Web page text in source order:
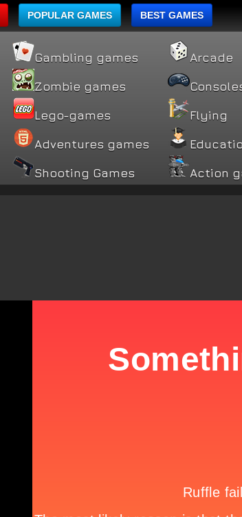
POPULAR GAMES BEST GAMES
Gambling games Arcade
Zombie games
Lego-games Flying
Adventures games
Shooting Games Action